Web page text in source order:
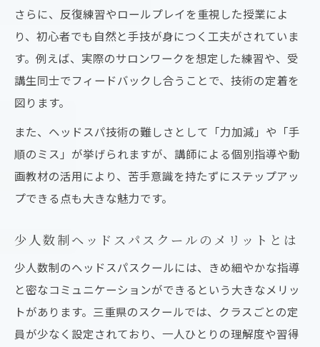
さらに、反復練習やロールプレイを重視した授業によ
り、初心者でも自然と手技が身につく工夫がされていま
す。例えば、実際のサロンワークを想定した練習や、受
講生同士でフィードバックし合うことで、技術の定着を
図ります。
また、ヘッドスパ技術の難しさとして「力加減」や「手
順のミス」が挙げられますが、講師による個別指導や動
画教材の活用により、苦手意識を持たずにステップアッ
プできる点も大きな魅力です。
少人数制ヘッドスパスクールのメリットとは
少人数制のヘッドスパスクールには、きめ細やかな指導
と密なコミュニケーションができるという大きなメリッ
トがあります。三重県のスクールでは、クラスごとの定
員が少なく設定されており、一人ひとりの理解度や習得